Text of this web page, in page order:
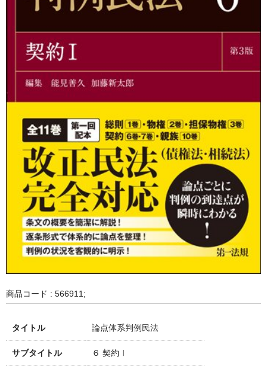
商品コード : 566911;
タイトル 論点体系判例民法
サブタイトル ６ 契約Ⅰ